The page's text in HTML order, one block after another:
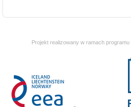
Projekt realizowany w ramach